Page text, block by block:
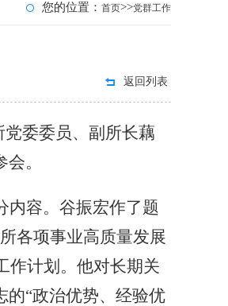
您的位置： 首页>>党群工作
返回列表
党委委员、副所长藕
。
内容。谷振宏作了题
各项事业高质量发展
作计划。他对长期关
的“政治优势、经验优